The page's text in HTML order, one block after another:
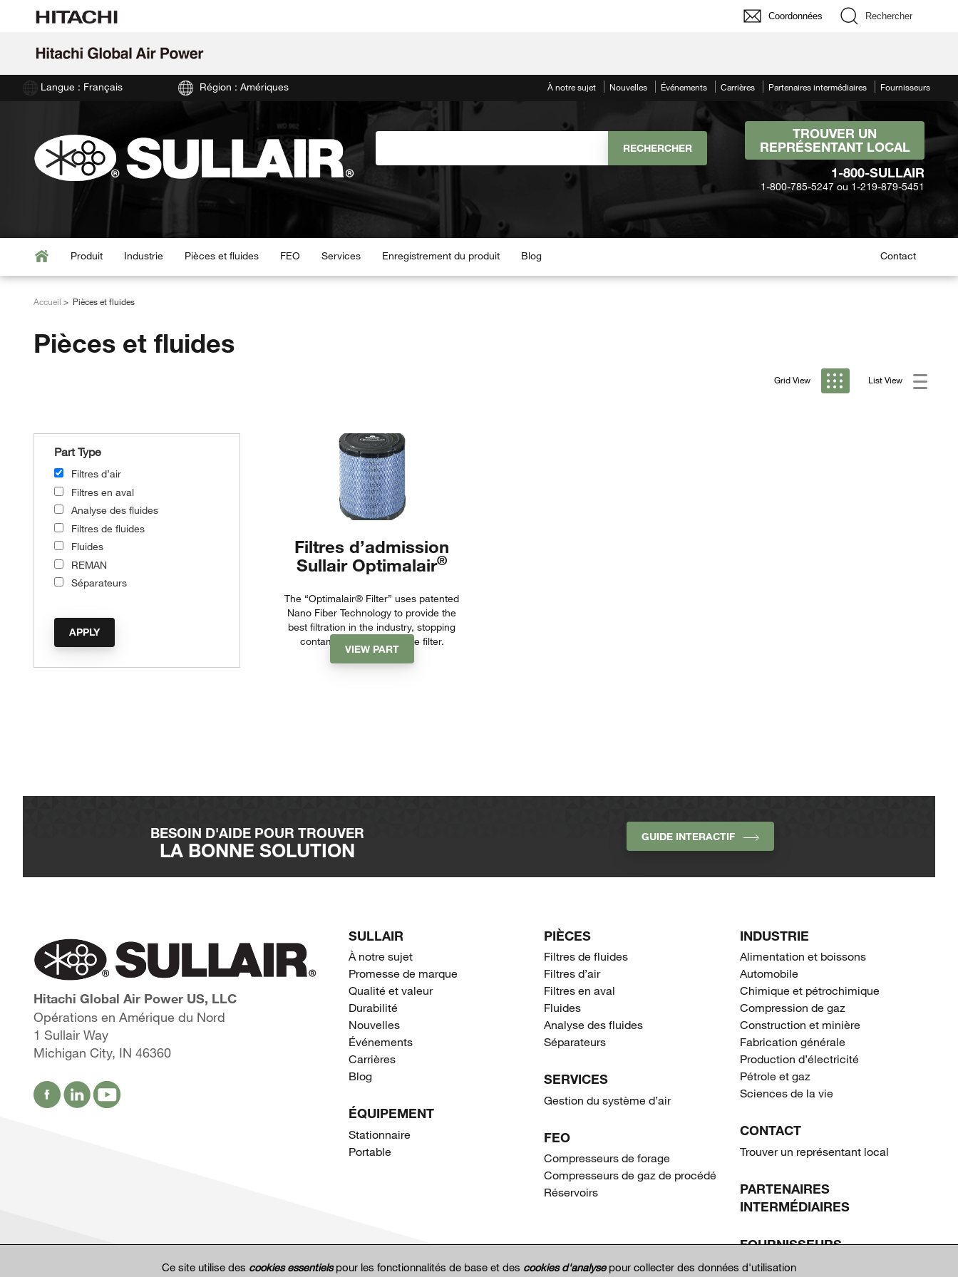
Coordonnées Rechercher
Langue : Français Région : Amériques À notre sujet Nouvelles Événements Carrières Partenaires intermédiaires Fournisseurs
TROUVER UN
REPRÉSENTANT LOCAL
1-800-SULLAIR
1-800-785-5247 ou 1-219-879-5451
Produit Industrie Pièces et fluides FEO Services Enregistrement du produit Blog Contact
Accueil Pièces et fluides
Pièces et fluides
Grid View List View
Part Type
Filtres d’air
Filtres en aval
Analyse des fluides
Filtres de fluides
Fluides
REMAN
Séparateurs
Filtres d’admission
Sullair Optimalair®
The “Optimalair® Filter” uses patented
Nano Fiber Technology to provide the
best filtration in the industry, stopping
contaminants at the intake filter.
VIEW PART
BESOIN D'AIDE POUR TROUVER
LA BONNE SOLUTION
GUIDE INTERACTIF
Hitachi Global Air Power US, LLC
Opérations en Amérique du Nord
1 Sullair Way
Michigan City, IN 46360
SULLAIR
À notre sujet
Promesse de marque
Qualité et valeur
Durabilité
Nouvelles
Événements
Carrières
Blog
ÉQUIPEMENT
Stationnaire
Portable
PIÈCES
Filtres de fluides
Filtres d’air
Filtres en aval
Fluides
Analyse des fluides
Séparateurs
SERVICES
Gestion du système d’air
FEO
Compresseurs de forage
Compresseurs de gaz de procédé
Réservoirs
INDUSTRIE
Alimentation et boissons
Automobile
Chimique et pétrochimique
Compression de gaz
Construction et minière
Fabrication générale
Production d’électricité
Pétrole et gaz
Sciences de la vie
CONTACT
Trouver un représentant local
PARTENAIRES
INTERMÉDIAIRES
FOURNISSEURS
Ce site utilise des cookies essentielspour les fonctionnalités de base et des cookies d'analysepour collecter des données d'utilisation